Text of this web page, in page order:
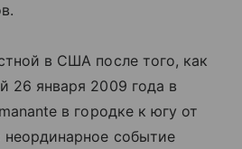
в США после того, как
26 января 2009 года в
в городке к югу от
событие